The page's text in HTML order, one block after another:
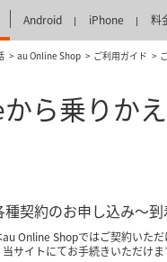
Android iPhone 料
au Online Shop ご利用ガイド
ら乗りか
契約のお申し込み～到
Online Shopではご契約いた
サイトにてお手続きいただけま